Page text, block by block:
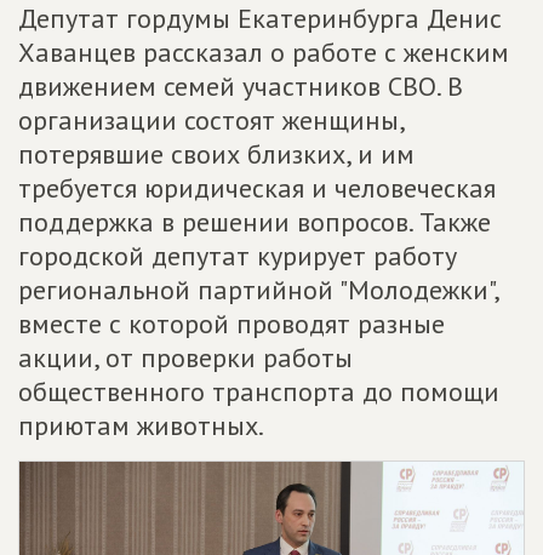
Депутат гордумы Екатеринбурга Денис
Хаванцев рассказал о работе с женским
движением семей участников СВО. В
организации состоят женщины,
потерявшие своих близких, и им
требуется юридическая и человеческая
поддержка в решении вопросов. Также
городской депутат курирует работу
региональной партийной "Молодежки",
вместе с которой проводят разные
акции, от проверки работы
общественного транспорта до помощи
приютам животных.